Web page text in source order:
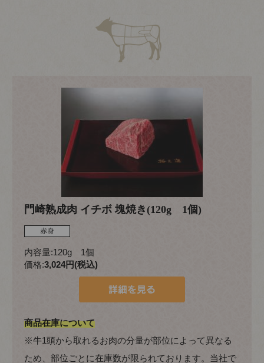
門崎熟成肉 イチボ 塊焼き(120g 1個)
内容量:120g 1個
価格:3,024円(税込)
商品在庫について
※牛1頭から取れるお肉の分量が部位によって異なる
ため、部位ごとに在庫数が限られております。当社で